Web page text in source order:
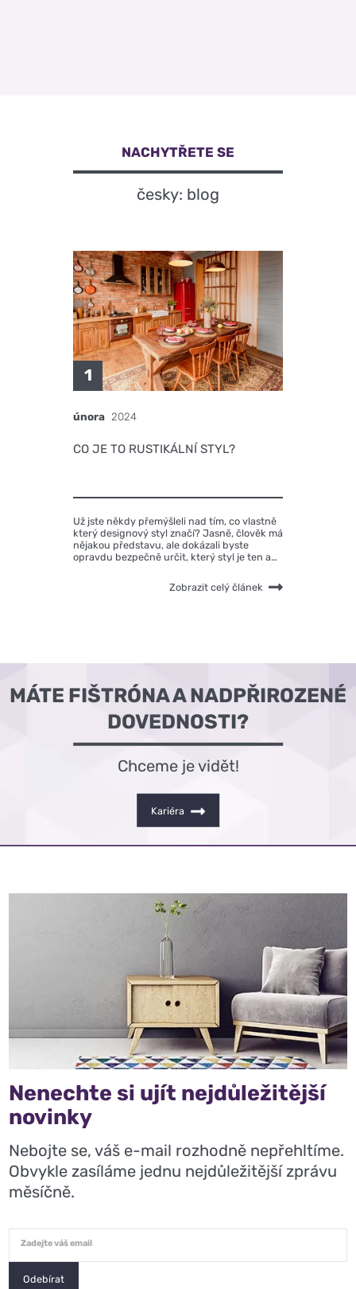
NACHYTŘETE SE
česky: blog
1
února 2024
CO JE TO RUSTIKÁLNÍ STYL?
Už jste někdy přemýšleli nad tím, co vlastně
který designový styl značí? Jasně, člověk má
nějakou představu, ale dokázali byste
opravdu bezpečně určit, který styl je ten a
ten. Anebo jej prostě popsat? V následující
sérii článků se pozorněji podíváme na několik
základních designových stylů. Dnes si
Zobrazit celý článek
MÁTE FIŠTRÓNA A NADPŘIROZENÉ
DOVEDNOSTI?
Chceme je vidět!
Kariéra
Nenechte si ujít nejdůležitější
novinky
Nebojte se, váš e-mail rozhodně nepřehltíme.
Obvykle zasíláme jednu nejdůležitější zprávu
měsíčně.
Zadejte váš email